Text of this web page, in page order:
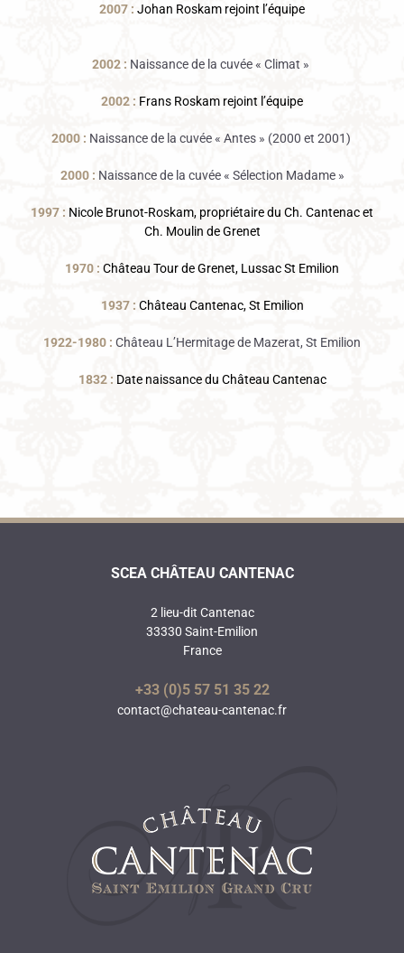
2007 : Johan Roskam rejoint l’équipe
2002 : Naissance de la cuvée « Climat »
2002 : Frans Roskam rejoint l’équipe
2000 : Naissance de la cuvée « Antes » (2000 et 2001)
2000 : Naissance de la cuvée « Sélection Madame »
1997 : Nicole Brunot-Roskam, propriétaire du Ch. Cantenac et
Ch. Moulin de Grenet
1970 : Château Tour de Grenet, Lussac St Emilion
1937 : Château Cantenac, St Emilion
1922-1980 : Château L’Hermitage de Mazerat, St Emilion
1832 : Date naissance du Château Cantenac
SCEA CHÂTEAU CANTENAC
2 lieu-dit Cantenac
33330 Saint-Emilion
France
+33 (0)5 57 51 35 22
contact@chateau-cantenac.fr